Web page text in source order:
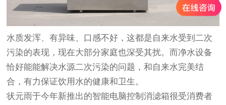
水质发浑、有异味、口感不好，这都是自来水受到二次
污染的表现，现在大部分家庭也深受其扰。而净水设备
恰好能能解决水源二次污染的问题，和自来水完美结
合，有力保证饮用水的健康和卫生。
状元雨于今年新推出的智能电脑控制消滤箱很受消费者